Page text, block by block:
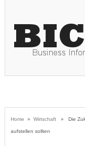
Home » Wirtschaft» Die
aufstellen sollten